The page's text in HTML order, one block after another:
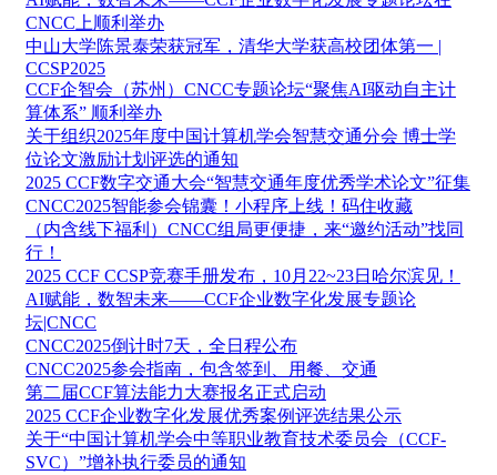
CNCC上顺利举办
中山大学陈景泰荣获冠军，清华大学获高校团体第一 |
CCSP2025
CCF企智会（苏州）CNCC专题论坛“聚焦AI驱动自主计
算体系” 顺利举办
关于组织2025年度中国计算机学会智慧交通分会 博士学
位论文激励计划评选的通知
2025 CCF数字交通大会“智慧交通年度优秀学术论文”征集
CNCC2025智能参会锦囊！小程序上线！码住收藏
（内含线下福利）CNCC组局更便捷，来“邀约活动”找同
行！
2025 CCF CCSP竞赛手册发布，10月22~23日哈尔滨见！
AI赋能，数智未来——CCF企业数字化发展专题论
坛|CNCC
CNCC2025倒计时7天，全日程公布
CNCC2025参会指南，包含签到、用餐、交通
第二届CCF算法能力大赛报名正式启动
2025 CCF企业数字化发展优秀案例评选结果公示
关于“中国计算机学会中等职业教育技术委员会（CCF-
SVC）”增补执行委员的通知